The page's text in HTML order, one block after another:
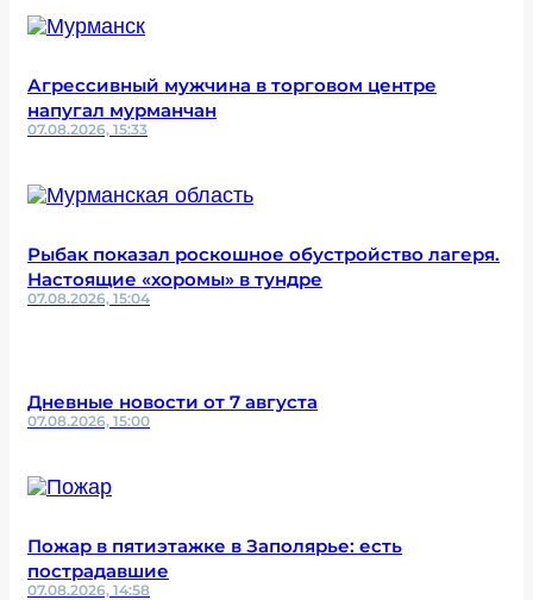
Агрессивный мужчина в торговом центре
напугал мурманчан
07.08.2026, 15:33
Рыбак показал роскошное обустройство лагеря.
Настоящие «хоромы» в тундре
07.08.2026, 15:04
Дневные новости от 7 августа
07.08.2026, 15:00
Пожар в пятиэтажке в Заполярье: есть
пострадавшие
07.08.2026, 14:58